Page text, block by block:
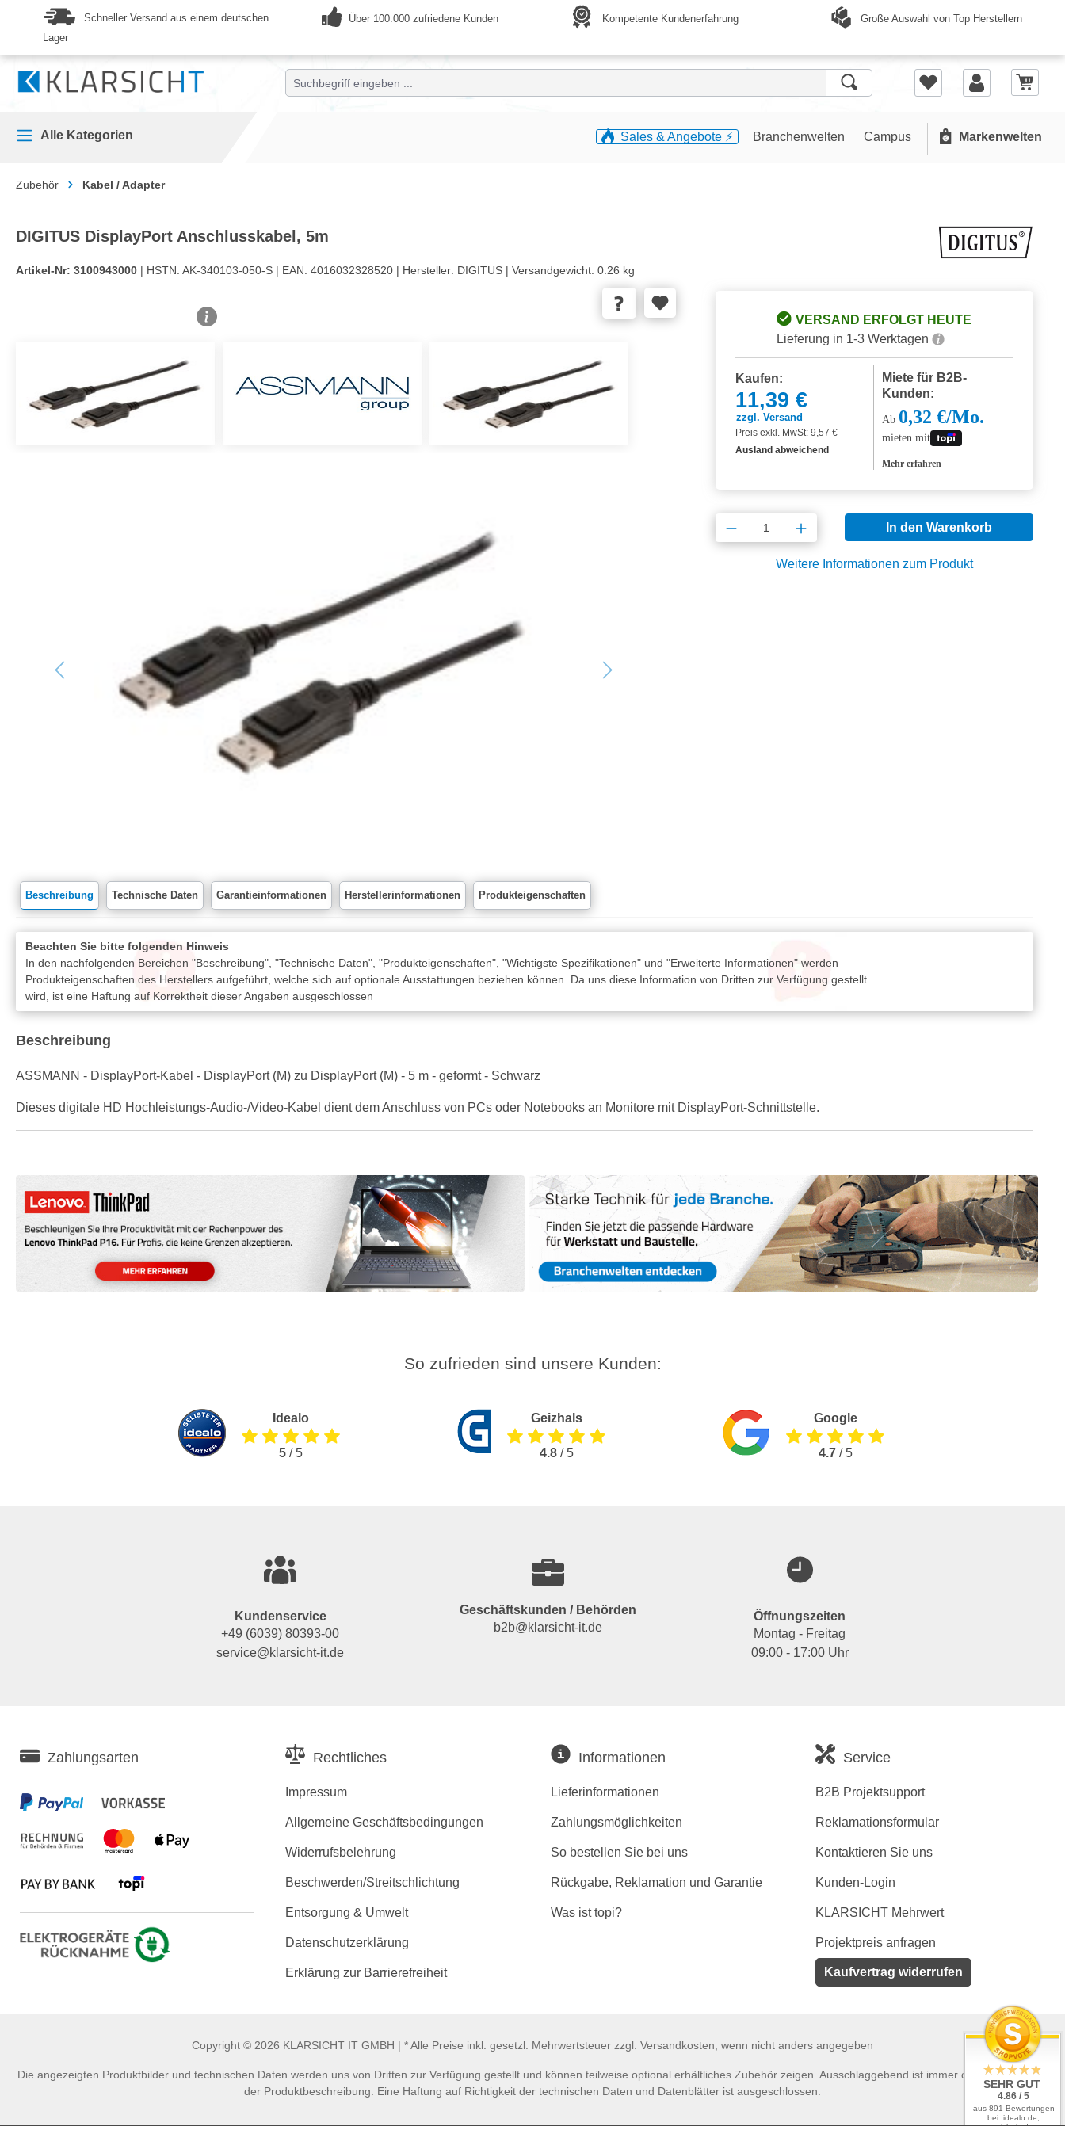
Zur Hauptnavigation springen
Schneller Versand aus einem deutschen
Lager
Über 100.000 zufriedene Kunden Kompetente Kundenerfahrung Große Auswahl von Top Herstellern
Alle Kategorien Sales & Angebote ⚡️ Branchenwelten Campus Markenwelten
Zubehör Kabel / Adapter
DIGITUS DisplayPort Anschlusskabel, 5m
Artikel-Nr: 3100943000 | HSTN: AK-340103-050-S | EAN: 4016032328520 | Hersteller: DIGITUS | Versandgewicht: 0.26 kg
VERSAND ERFOLGT HEUTE
Lieferung in 1-3 Werktagen
Kaufen:
11,39 €
zzgl. Versand
Preis exkl. MwSt: 9,57 €
Ausland abweichend
Miete für B2B-
Kunden:
Ab 0,32 €/Mo.
mieten mit
Mehr erfahren
Produkt Anzahl: Gib den gewünschten
In den Warenkorb
Weitere Informationen zum Produkt
Beschreibung Technische Daten Garantieinformationen Herstellerinformationen Produkteigenschaften
Beachten Sie bitte folgenden Hinweis
In den nachfolgenden Bereichen "Beschreibung", "Technische Daten", "Produkteigenschaften", "Wichtigste Spezifikationen" und "Erweiterte Informationen" werden
Produkteigenschaften des Herstellers aufgeführt, welche sich auf optionale Ausstattungen beziehen können. Da uns diese Information von Dritten zur Verfügung gestellt
wird, ist eine Haftung auf Korrektheit dieser Angaben ausgeschlossen
Beschreibung
ASSMANN - DisplayPort-Kabel - DisplayPort (M) zu DisplayPort (M) - 5 m - geformt - Schwarz
Dieses digitale HD Hochleistungs-Audio-/Video-Kabel dient dem Anschluss von PCs oder Notebooks an Monitore mit DisplayPort-Schnittstelle.
So zufrieden sind unsere Kunden:
Idealo
5/ 5
Geizhals
4.8/ 5
Google
4.7/ 5
Kundenservice
+49 (6039) 80393-00
service@klarsicht-it.de
Geschäftskunden / Behörden
b2b@klarsicht-it.de
Öffnungszeiten
Montag - Freitag
09:00 - 17:00 Uhr
Zahlungsarten Rechtliches
Impressum
Allgemeine Geschäftsbedingungen
Widerrufsbelehrung
Beschwerden/Streitschlichtung
Entsorgung & Umwelt
Datenschutzerklärung
Erklärung zur Barrierefreiheit
Informationen
Lieferinformationen
Zahlungsmöglichkeiten
So bestellen Sie bei uns
Rückgabe, Reklamation und Garantie
Was ist topi?
Service
B2B Projektsupport
Reklamationsformular
Kontaktieren Sie uns
Kunden-Login
KLARSICHT Mehrwert
Projektpreis anfragen
Kaufvertrag widerrufen
Copyright © 2026 KLARSICHT IT GMBH | * Alle Preise inkl. gesetzl. Mehrwertsteuer zzgl. Versandkosten, wenn nicht anders angegeben
Die angezeigten Produktbilder und technischen Daten werden uns von Dritten zur Verfügung gestellt und können teilweise optional erhältliches Zubehör zeigen. Ausschlaggebend ist immer der Lieferumfang
der Produktbeschreibung. Eine Haftung auf Richtigkeit der technischen Daten und Datenblätter ist ausgeschlossen.
SEHR GUT
4.86 / 5
aus 891 Bewertungen
bei: idealo.de,
geizhals.de,